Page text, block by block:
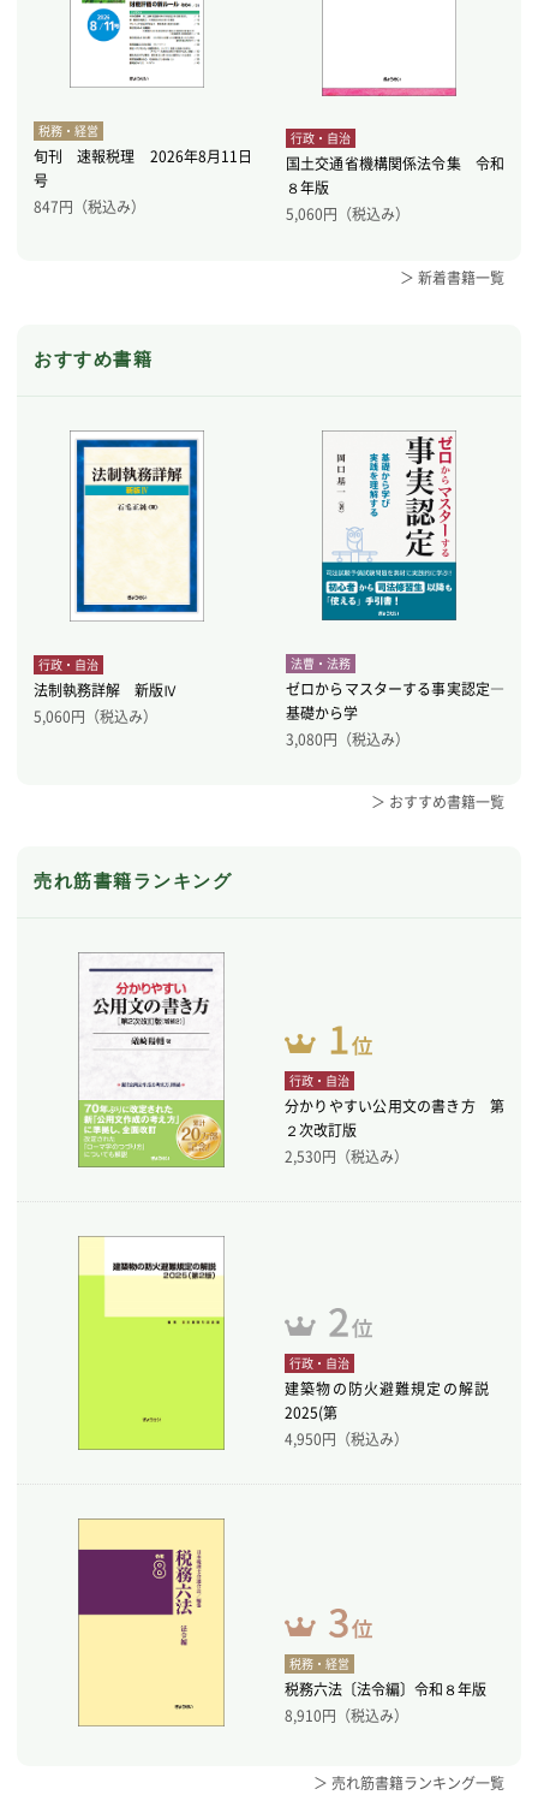
税務・経営
旬刊 速報税理 2026年8月11日
号
847円（税込み）
行政・自治
国土交通省機構関係法令集 令和
８年版
5,060円（税込み）
＞ 新着書籍一覧
おすすめ書籍
行政・自治
法制執務詳解 新版Ⅳ
5,060円（税込み）
法曹・法務
ゼロからマスターする事実認定―
基礎から学
3,080円（税込み）
＞ おすすめ書籍一覧
売れ筋書籍ランキング
行政・自治
分かりやすい公用文の書き方 第
２次改訂版
2,530円（税込み）
行政・自治
建築物の防火避難規定の解説
2025(第
4,950円（税込み）
税務・経営
税務六法〔法令編〕令和８年版
8,910円（税込み）
＞ 売れ筋書籍ランキング一覧